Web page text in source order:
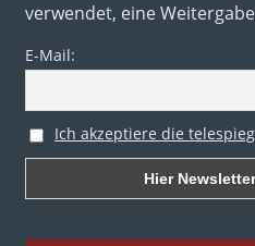
verwendet, eine
E-Mail:
Ich akzeptiere die